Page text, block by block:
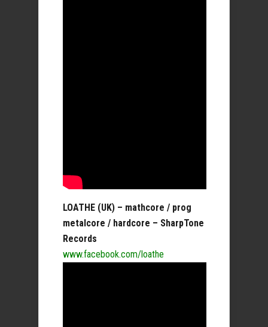
LOATHE (UK) – mathcore / prog
metalcore / hardcore – SharpTone
Records
www.facebook.com/loathe